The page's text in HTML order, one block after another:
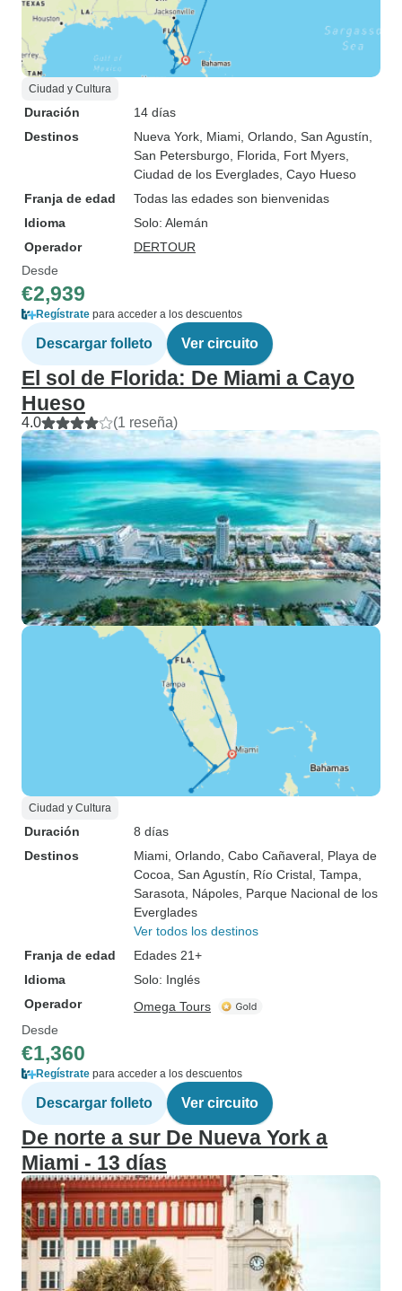
Ciudad y Cultura
Duración
14 días
Destinos
Nueva York , Miami , Orlando , San Agustín
San Petersburgo, Florida , Fort Myers
Ciudad de los Everglades , Cayo Hueso
Franja de edad
Todas las edades son bienvenidas
Idioma
Solo: Alemán
Operador
DERTOUR
Desde
€2,939
Regístrate para acceder a los descuentos
Descargar folleto Ver circuito
El sol de Florida: De Miami a Cayo
Hueso
4.0 (1 reseña)
Ciudad y Cultura
Duración
8 días
Destinos
Miami , Orlando , Cabo Cañaveral , Playa de
Cocoa , San Agustín , Río Cristal , Tampa
Sarasota , Nápoles , Parque Nacional de los
Everglades
Ver todos los destinos
Franja de edad
Edades 21+
Idioma
Solo: Inglés
Operador
Omega Tours
Desde
€1,360
Regístrate para acceder a los descuentos
Descargar folleto Ver circuito
De norte a sur De Nueva York a
Miami - 13 días